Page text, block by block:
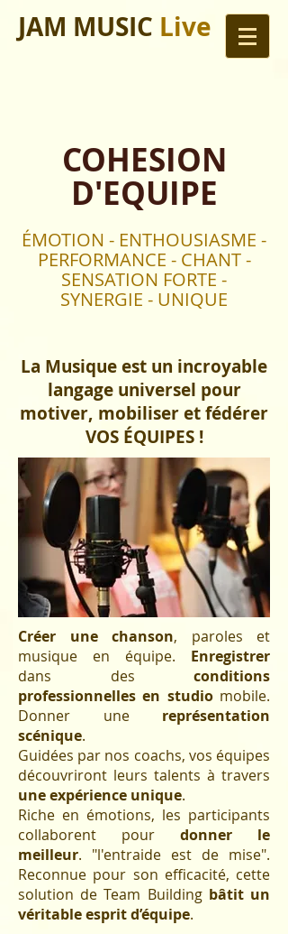
JAM MUSIC Live
COHESION
D'EQUIPE
ÉMOTION - ENTHOUSIASME -
PERFORMANCE - CHANT -
SENSATION FORTE -
SYNERGIE - UNIQUE
La Musiqueest un incroyable
langage universel pour
motiver, mobiliser et fédérer
VOS ÉQUIPES !
Créer une chanson, paroles et
musique en équipe. Enregistrer
dans des conditions
professionnelles en studio mobile.
Donner une représentation
scénique.
Guidées par nos coachs, vos équipes
découvriront leurs talents à travers
une expérience unique.
Riche en émotions, les participants
collaborent pour donner le
meilleur. "l'entraide est de mise".
Reconnue pour son efficacité, cette
solution de Team Building bâtit un
véritable esprit d’équipe.